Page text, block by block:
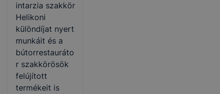
intarzia szakkör
Helikoni
különdíjat nyert
munkáit és a
bútorrestauráto
r szakkörösök
felújított
termékeit is